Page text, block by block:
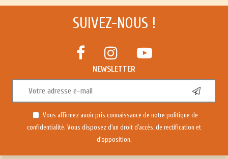
SUIVEZ-NOUS !
NEWSLETTER
Vous affirmez avoir pris connaissance de notre politique de
confidentialité. Vous disposez d'un droit d'accès, de rectification et
d'opposition.